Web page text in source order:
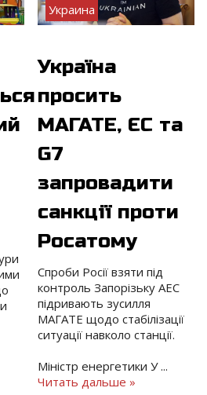
Украина
Україна
просить
МАГАТЕ, ЄС та
G7
запровадити
санкції проти
Росатому
Спроби Росії взяти під
контроль Запорізьку АЕС
підривають зусилля
МАГАТЕ щодо стабілізації
ситуації навколо станції.
Міністр енергетики У...
Читать дальше »